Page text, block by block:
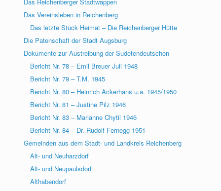
Das Vereinsleben in Reichenberg
Das letzte Stück Heimat – Die Reichenberger Hütte
Die Patenschaft der Stadt Augsburg
Dokumente zur Austreibung der Sudetendeutschen
Bericht Nr. 78 – Emil Breuer Juli 1948
Bericht Nr. 79 – T.M. 1945
Bericht Nr. 80 – Heinrich Ackerhans u.a. 1945/1950
Bericht Nr. 81 – Justine Pilz 1946
Bericht Nr. 83 – Marianne Chytil 1946
Bericht Nr. 84 – Dr. Rudolf Fernegg 1951
Gemeinden aus dem Stadt- und Landkreis Reichenberg
Alt- und Neuharzdorf
Alt- und Neupaulsdorf
Althabendorf